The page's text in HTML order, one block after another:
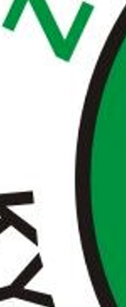
ÚVOD
ZÁKLADNÁ ŠKOLA
ŠKOLSKÝ KLUB DETÍ
ŠKOLSKÁ JEDÁLEŇ
NÁBREŽNÁ LEARNING
PRIHLÁSENIE UČITELIA
KONTAKT
EDUPAGE
AKTIVITY
ZÁKLADNÁ ŠKOLA
ŠKOLSKÝ KLUB DETÍ
ŠKOLSKÁ JEDÁLEŇ
NÁBREŽNÁ LEARNING